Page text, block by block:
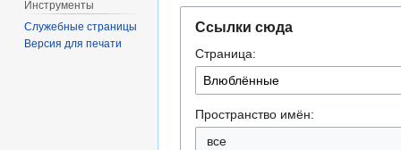
навигации
поиску
Ссылки сюда
Страница:
Пространство имён:
все
Инструменты
Служебные страницы
Версия для печати